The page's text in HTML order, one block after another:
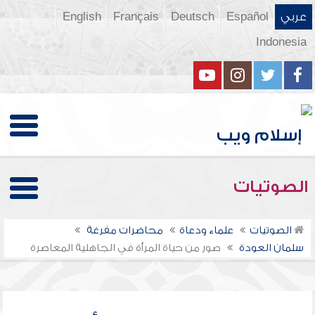
عربي Español
Deutsch
Français
English
Indonesia
الصوتيات
الصوتيات علماء ودعاة
محاضرات مفرغة
سلمان العودة
صور من حياة المرأة في الجاهلية المعاصرة